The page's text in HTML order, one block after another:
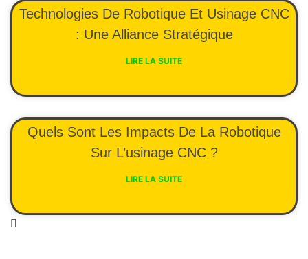
Technologies De Robotique Et Usinage CNC
: Une Alliance Stratégique
LIRE LA SUITE
Quels Sont Les Impacts De La Robotique
Sur L’usinage CNC ?
LIRE LA SUITE